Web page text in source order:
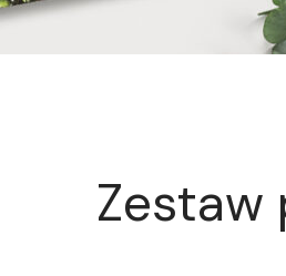
Zestaw